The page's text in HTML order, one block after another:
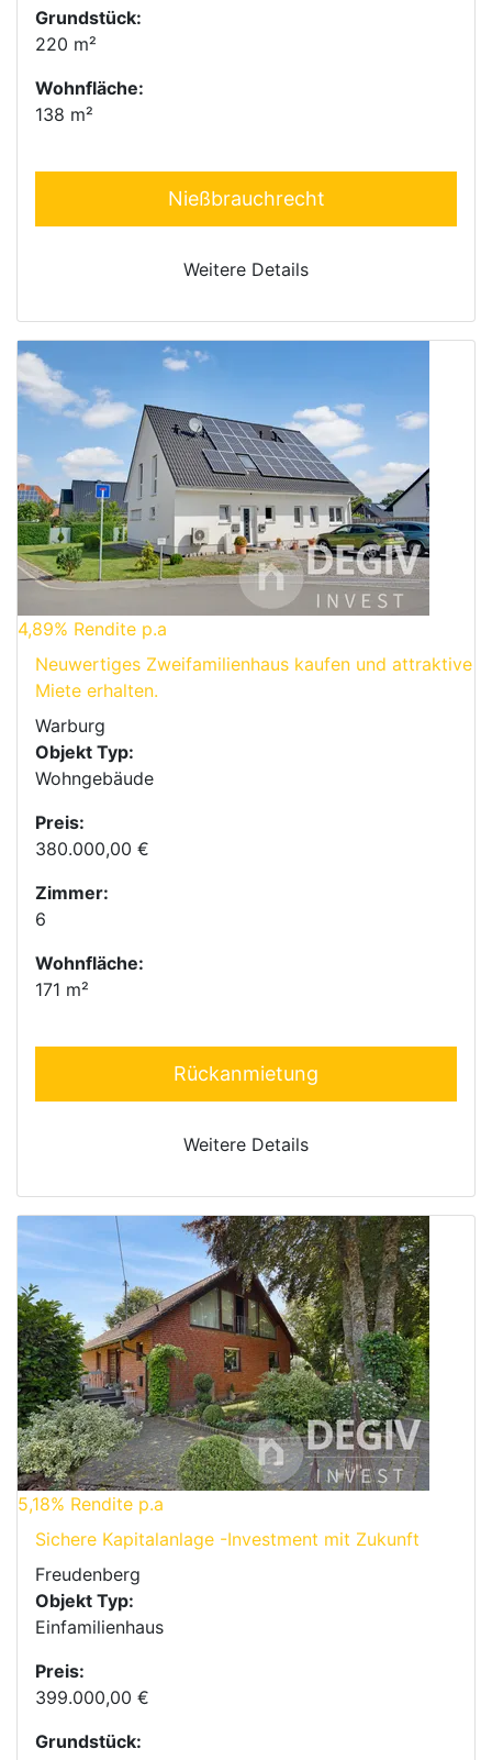
Grundstück:
220 m²
Wohnfläche:
138 m²
Nießbrauchrecht
Weitere Details
4,89% Rendite p.a
Neuwertiges Zweifamilienhaus kaufen und attraktive
Miete erhalten.
Warburg
Objekt Typ:
Wohngebäude
Preis:
380.000,00 €
Zimmer:
6
Wohnfläche:
171 m²
Rückanmietung
Weitere Details
5,18% Rendite p.a
Sichere Kapitalanlage -Investment mit Zukunft
Freudenberg
Objekt Typ:
Einfamilienhaus
Preis:
399.000,00 €
Grundstück: